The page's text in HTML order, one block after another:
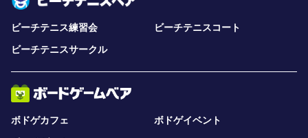
ビーチテニス練習会
ビーチテニスコート
ビーチテニスサークル
ボドゲカフェ
ボドゲイベント